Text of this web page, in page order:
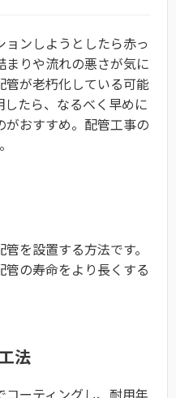
ンしようとしたら赤っ
りや流れの悪さが気に
管が老朽化している可能
たら、なるべく早めに
おすすめ。配管工事の
を設置する方法です。
の寿命をより長くする
法
ーティングし、耐用年